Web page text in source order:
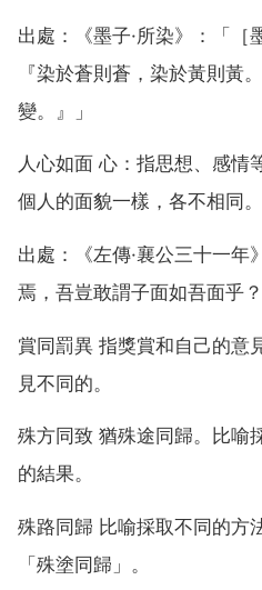
出處：《墨子·所染》：「［
『染於蒼則蒼，染於黃則黃
變。』」
人心如面 心：指思想、感情
個人的面貌一樣，各不相同。
出處：《左傳·襄公三十一年
焉，吾豈敢謂子面如吾面乎？
賞同罰異 指獎賞和自己的意
見不同的。
殊方同致 猶殊途同歸。比喻
的結果。
殊路同歸 比喻採取不同的方
「殊塗同歸」。